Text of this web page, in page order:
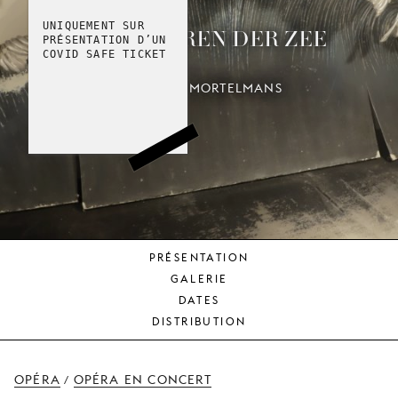
TICKETS &
ABONNEMENTS
VOTRE
VISITE
LA
MONNAIE
SOUTENIR
UNIQUEMENT SUR
PRÉSENTATION D’UN
COVID SAFE TICKET
DE KINDEREN DER ZEE
LODEWIJK MORTELMANS
PRÉSENTATION
GALERIE
DATES
DISTRIBUTION
OPÉRA / OPÉRA EN CONCERT